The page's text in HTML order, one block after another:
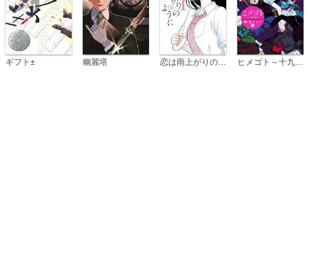
ギフト± 幽麗塔 恋は雨上がりのように ヒメゴト～十九歳の制服～